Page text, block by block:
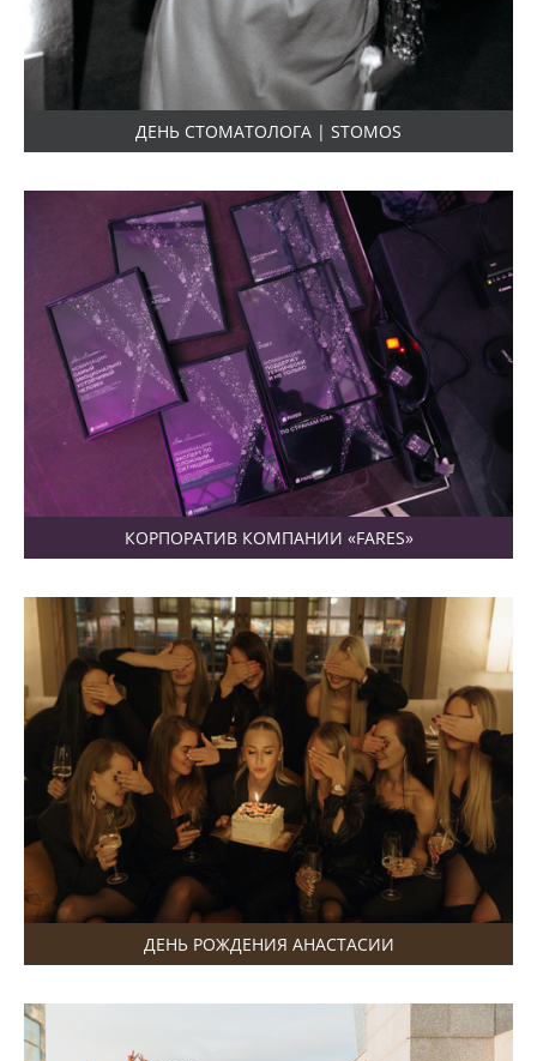
ДЕНЬ СТОМАТОЛОГА | STOMOS
КОРПОРАТИВ КОМПАНИИ «FARES»
ДЕНЬ РОЖДЕНИЯ АНАСТАСИИ